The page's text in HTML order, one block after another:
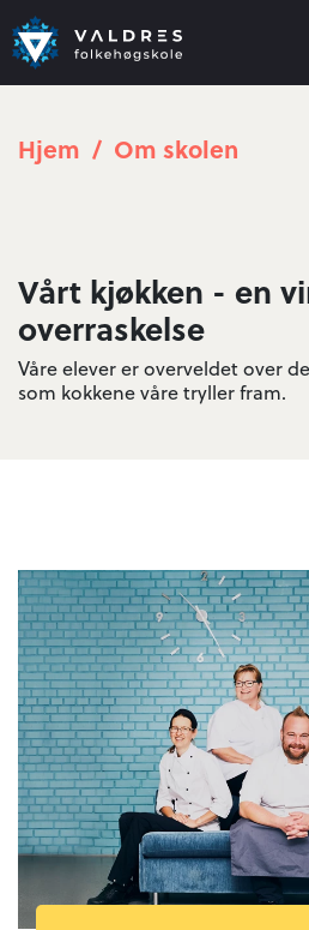
Hjem Om skolen
Vårt kjøkken - en
overraskelse
Våre elever er overveldet over
som kokkene våre tryller fram.